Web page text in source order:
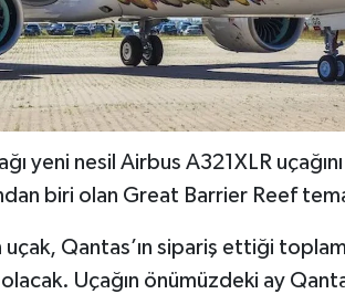
yeni nesil Airbus A321XLR uçağını
biri olan Great Barrier Reef
uçak, Qantas’ın sipariş ettiği
Uçağın önümüzdeki ay